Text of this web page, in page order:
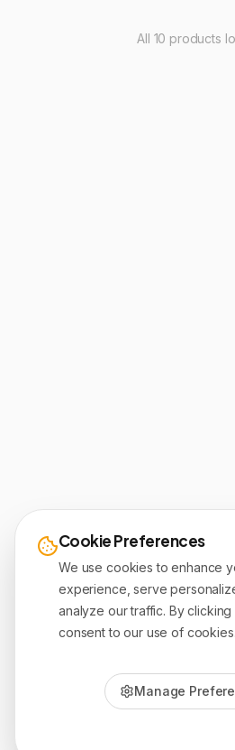
All 10 products
Cookie Preferences
We use cookies to enhance
experience, serve
analyze our traffic. By
consent to our use of cookies.
Manage